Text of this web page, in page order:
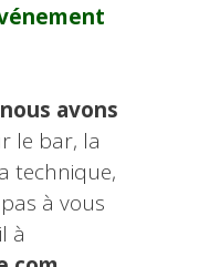
nous avons
le bar, la
technique,
à vous
à